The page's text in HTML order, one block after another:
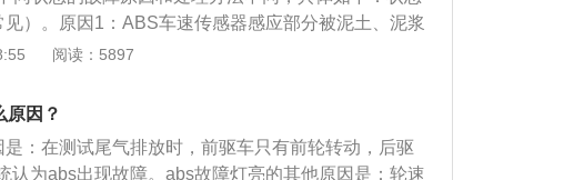
部接触不良。处理方案：引擎发动，踏下刹车踏板，
推到底，再放松刹车踏板，完成自我设定位置；更换
制动时如果车轮抱死，车辆会失控打滑，使驾驶员无
，安全隐患较大。
阀体电线接头接触不良；ABS计算机故障。处理方
或ABS/ASR计算机。状态4：ABS警告灯高速行驶亮
钢圈规格不正确。处理方案：参考车辆轮胎规格及钢
铁。状态5：ABS警告灯间间歇性亮起。原因：刹车
部接触不良。处理方案：引擎发动，踏下刹车踏板，
：检查线路连接处，有松动的重新连接。状态2：AB
则ABS警告灯熄灭。原因：当使用多种车辆电器，
引擎转速上升，电压上升，ABS指示灯熄灭；ABS
源供应（如电压继电器或电源接触不良）。状态3：
亮着，直到引擎IGFF才熄灭。原因：ABS油压阀体搭
阀体电线接头接触不良；ABS计算机故障。处理方
）。原因1：ABS车速传感器感应部分被泥土、泥浆
感器感应相应的车速信号，使ABS电脑无法判别车
物，调整好车速传感器与信号齿圈的间隙，即可恢复
路之间连接松懈，ABS继电器接触不良等引起信号不
：检查线路连接处，有松动的重新连接。状态2：AB
阅读：5897
原因？
：在测试尾气排放时，前驱车只有前轮转动，后驱
认为abs出现故障。abs故障灯亮的其他原因是：轮速